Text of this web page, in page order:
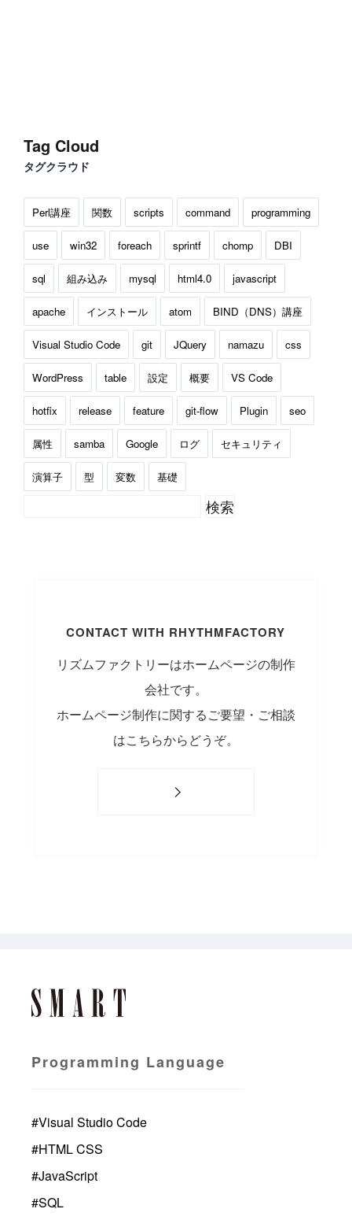
Tag Cloud
タグクラウド
Perl講座 関数 scripts command programming
use win32 foreach sprintf chomp DBI
sql 組み込み mysql html4.0 javascript
apache インストール atom BIND（DNS）講座
Visual Studio Code git JQuery namazu css
WordPress table 設定 概要 VS Code
hotfix release feature git-flow Plugin seo
属性 samba Google ログ セキュリティ
演算子 型 変数 基礎
CONTACT WITH RHYTHMFACTORY
リズムファクトリーはホームページの制作
会社です。
ホームページ制作に関するご要望・ご相談
はこちらからどうぞ。
Programming Language
#Visual Studio Code
#HTML CSS
#JavaScript
#SQL